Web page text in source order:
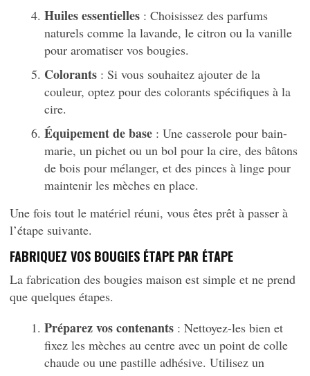
Huiles essentielles : Choisissez des parfums
naturels comme la lavande, le citron ou la vanille
pour aromatiser vos bougies.
Colorants : Si vous souhaitez ajouter de la
couleur, optez pour des colorants spécifiques à la
cire.
Équipement de base : Une casserole pour bain-
marie, un pichet ou un bol pour la cire, des bâtons
de bois pour mélanger, et des pinces à linge pour
maintenir les mèches en place.
Une fois tout le matériel réuni, vous êtes prêt à passer à
l’étape suivante.
FABRIQUEZ VOS BOUGIES ÉTAPE PAR ÉTAPE
La fabrication des bougies maison est simple et ne prend
que quelques étapes.
Préparez vos contenants : Nettoyez-les bien et
fixez les mèches au centre avec un point de colle
chaude ou une pastille adhésive. Utilisez un